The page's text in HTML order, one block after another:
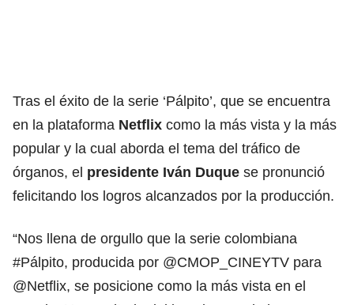
Tras el éxito de la serie ‘Pálpito’, que se encuentra
en la plataforma Netflix como la más vista y la más
popular y la cual aborda el tema del tráfico de
órganos, el presidente Iván Duque se pronunció
felicitando los logros alcanzados por la producción.
“Nos llena de orgullo que la serie colombiana
#Pálpito, producida por @CMOP_CINEYTV para
@Netflix, se posicione como la más vista en el